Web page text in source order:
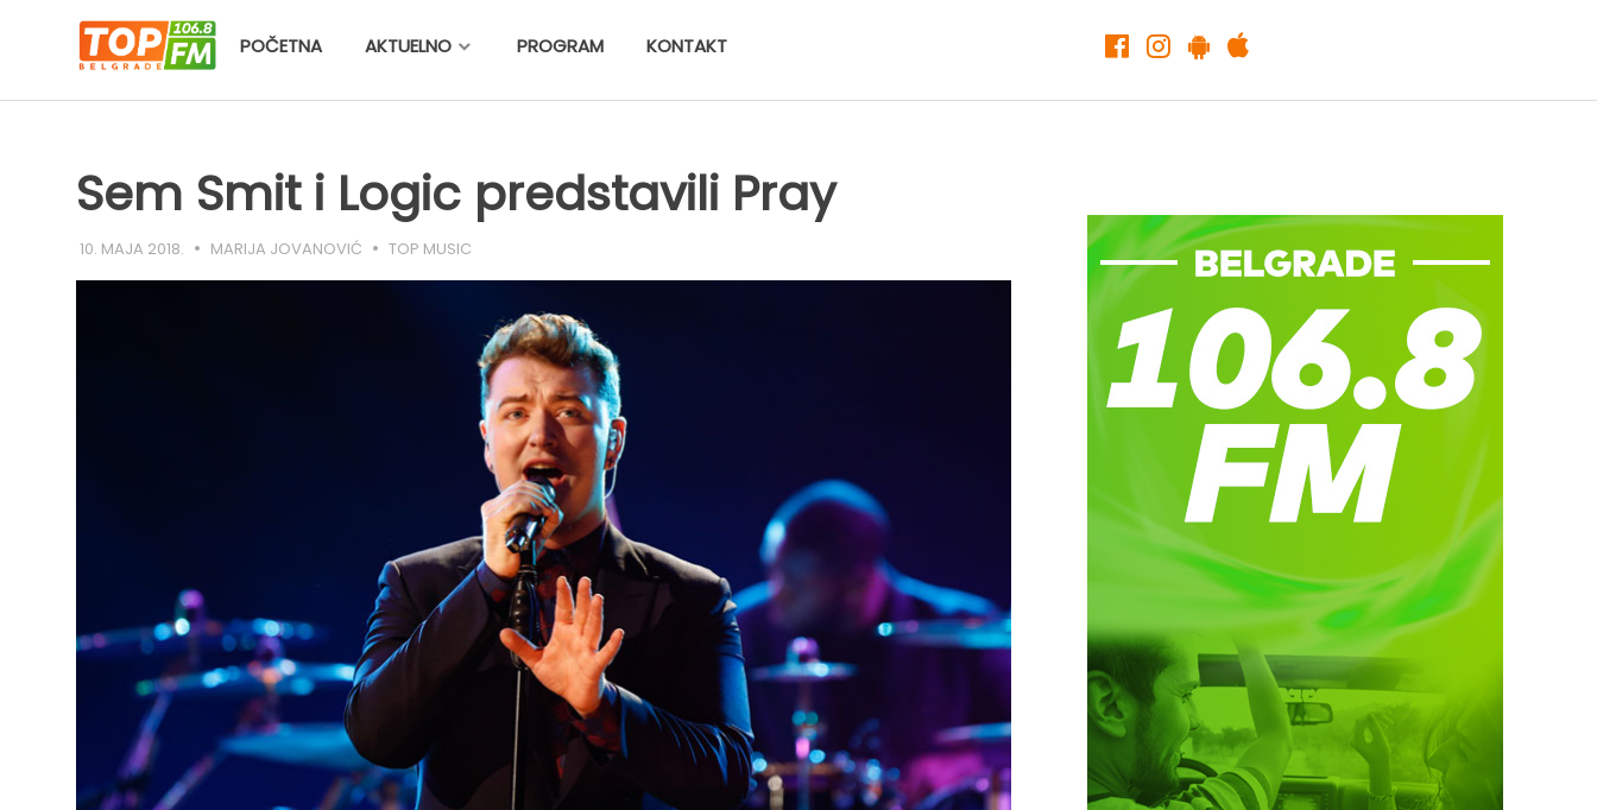
POČETNA AKTUELNO PROGRAM KONTAKT
Sem Smit i Logic predstavili Pray
10. MAJA 2018. MARIJA JOVANOVIĆ TOP MUSIC